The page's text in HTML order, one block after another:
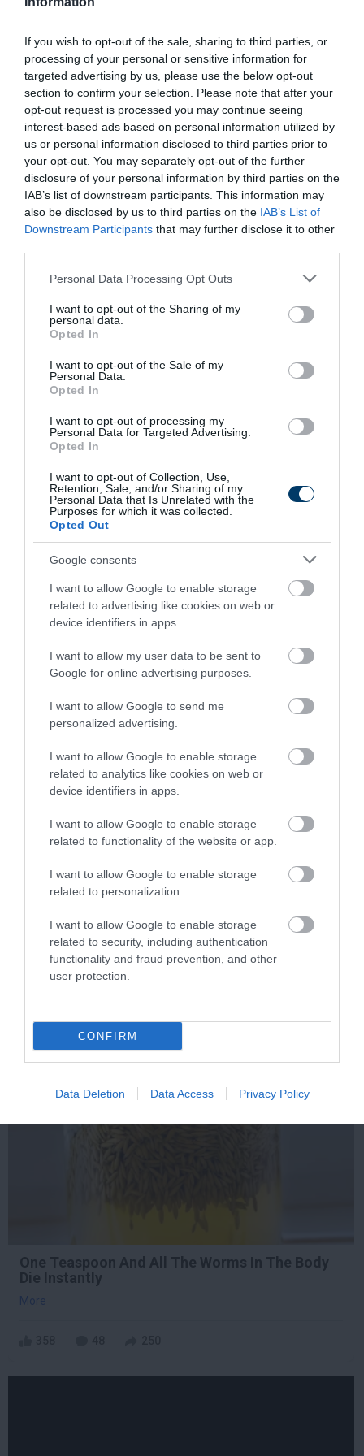
If you wish to opt-out of the sale, sharing to third parties, or
processing of your personal or sensitive information for
targeted advertising by us, please use the below opt-out
section to confirm your selection. Please note that after your
opt-out request is processed you may continue seeing
interest-based ads based on personal information utilized by
us or personal information disclosed to third parties prior to
your opt-out. You may separately opt-out of the further
disclosure of your personal information by third parties on the
IAB’s list of downstream participants. This information may
also be disclosed by us to third parties on the IAB’s List of
Downstream Participants that may further disclose it to other
Please note that this website/app uses one or more Google
not limited to your visit or usage behaviour. You may click to
grant or deny consent to Google and its third-party tags to
use your data for below specified purposes in below Google
consent section.
Personal Data Processing Opt Outs
I want to opt-out of the Sharing of my
personal data.
Opted In
I want to opt-out of the Sale of my
Personal Data.
Opted In
I want to opt-out of processing my
Personal Data for Targeted Advertising.
Opted In
I want to opt-out of Collection, Use,
Retention, Sale, and/or Sharing of my
Personal Data that Is Unrelated with the
Purposes for which it was collected.
Opted Out
Google consents
I want to allow Google to enable storage
related to advertising like cookies on web or
device identifiers in apps.
I want to allow my user data to be sent to
Google for online advertising purposes.
I want to allow Google to send me
personalized advertising.
I want to allow Google to enable storage
related to analytics like cookies on web or
device identifiers in apps.
I want to allow Google to enable storage
related to functionality of the website or app.
I want to allow Google to enable storage
related to personalization.
I want to allow Google to enable storage
related to security, including authentication
functionality and fraud prevention, and other
user protection.
CONFIRM
Data Deletion Data Access Privacy Policy
10 h 47 min
Fungus Dries Up And Falls Off After The First
9 h 17 min
Stop Eating These 3 Foods That Are Known to
Cause Parasites
5 h 14 min
5 Hidden Signs You Have Worms Inside Your
Body
One Teaspoon And All The Worms In The Body
Die Instantly
More